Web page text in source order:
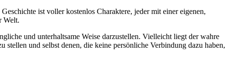
ist voller kostenlos Charaktere, jeder mit einer eigenen,
Welt.
und unterhaltsame Weise darzustellen. Vielleicht liegt der wahre
und selbst denen, die keine persönliche Verbindung dazu haben,